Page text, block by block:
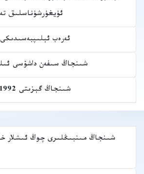
ئۇيغۇرشۇناسلىق
ئەرەب
شىنجاڭ سىفەن داشۆسى ئىلمى
شىنجاڭ گېزىتى 1992- يىلى، نويابىر